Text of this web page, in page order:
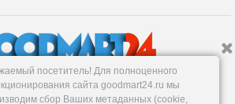
+79120359761 MAX,TG
посетитель! Для полноценного
сайта goodmart24.ru мы
сбор Ваших метаданных (cookie,